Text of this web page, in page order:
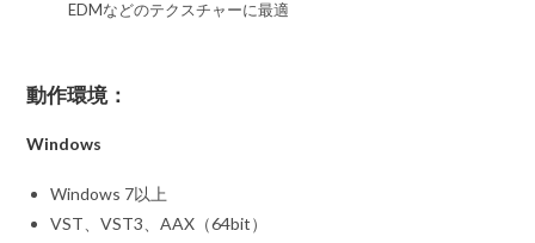
EDMなどのテクスチャーに最適
動作環境：
Windows
Windows 7以上
VST、VST3、AAX（64bit）